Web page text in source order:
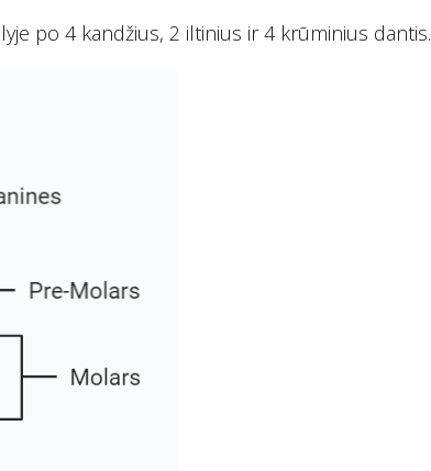
po 4 kandžius, 2 iltinius ir 4 krūminius dantis.